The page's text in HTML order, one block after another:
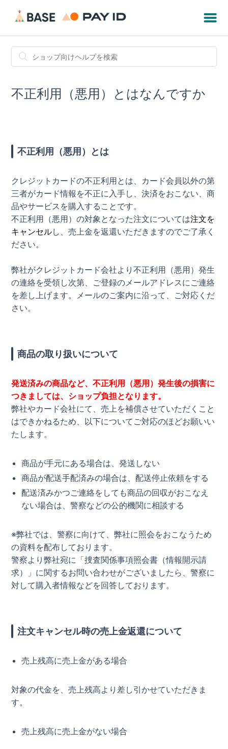
不正利用（悪用）とはなんですか
不正利用（悪用）とは
クレジットカードの不正利用とは、カード会員以外の第
三者がカード情報を不正に入手し、決済をおこない、商
品やサービスを購入することです。
不正利用（悪用）の対象となった注文については注文を
キャンセルし、売上金を返還いただきますのでご了承く
ださい。
弊社がクレジットカード会社より不正利用（悪用）発生
の連絡を受領し次第、ご登録のメールアドレスにご連絡
を差し上げます。メールのご案内に沿って、ご対応くだ
さい。
商品の取り扱いについて
発送済みの商品など、不正利用（悪用）発生後の損害に
つきましては、ショップ負担となります。
弊社やカード会社にて、売上を補償させていただくこと
はできかねるため、以下についてご対応のほどお願いい
たします。
商品が手元にある場合は、発送しない
商品が配送手配済みの場合は、配送停止依頼をする
配送済みかつご連絡をしても商品の回収がおこなえ
ない場合は、警察などの公的機関に相談する
※弊社では、警察に向けて、弊社に照会をおこなうため
の資料を配布しております。
警察より弊社宛に「捜査関係事項照会書（情報開示請
求）」に関するお問い合わせがございましたら、警察に
対して購入者情報などを回答しております。
注文キャンセル時の売上金返還について
売上残高に売上金がある場合
対象の代金を、売上残高より差し引かせていただきま
す。
売上残高に売上金がない場合